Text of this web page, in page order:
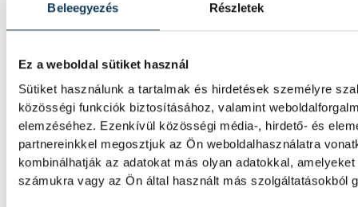
Beleegyezés Részletek
Ez a weboldal sütiket használ
Sütiket használunk a tartalmak és hirdetések személyre
közösségi funkciók biztosításához, valamint
elemzéséhez. Ezenkívül közösségi média-, hirdető- és
partnereinkkel megosztjuk az Ön weboldalhasználatra
kombinálhatják az adatokat más olyan adatokkal,
számukra vagy az Ön által használt más szolgáltatásokból
Férfi kézilabda ifjúsági Eb:
A magyar férfi ifjúsági kézilabda-
a belgrádi korosztályos Európa-
31-re kikapott Izlandtól a vasárnapi
Atlétikai Eb: reális